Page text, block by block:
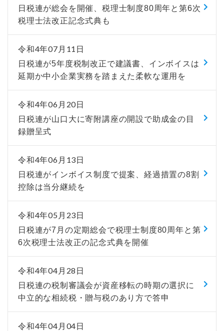
日税連が総会を開催、税理士制度80周年と第6次
税理士法改正記念式典も
令和4年07月11日
日税連が5年度税制改正で建議書、インボイスは
延期か中小企業実務を踏まえた柔軟な運用を
令和4年06月20日
日税連が山口大に寄附講座の開設で助成金の目
録贈呈式
令和4年06月13日
日税連がインボイス制度で提案、経過措置の8割
控除は当分継続を
令和4年05月23日
日税連が7月の定期総会で税理士制度80周年と第
6次税理士法改正の記念式典を開催
令和4年04月28日
日税連の税制審議会が資産移転の時期の選択に
中立的な相続税・贈与税のあり方で答申
令和4年04月04日